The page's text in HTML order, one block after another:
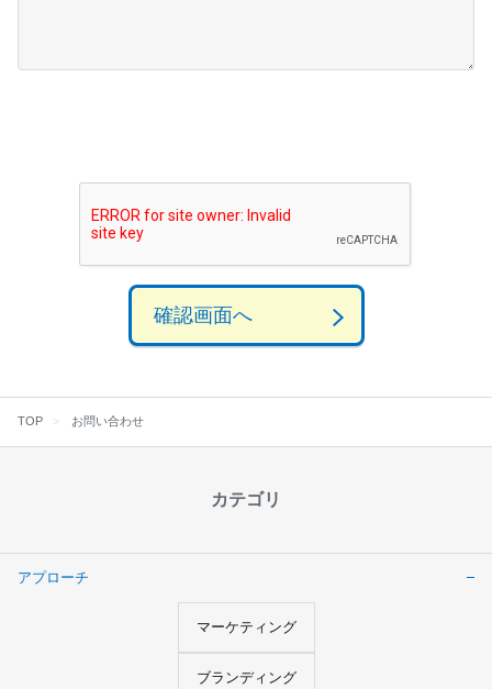
確認画面へ
TOP お問い合わせ
カテゴリ
アプローチ
マーケティング
ブランディング